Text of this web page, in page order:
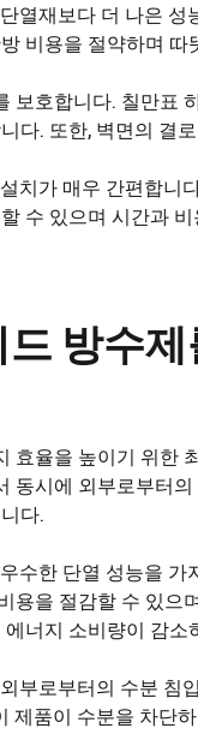
열재보다 더 나은
비용을 절약하며
보호합니다. 칠만표
다. 또한, 벽면의 결
치가 매우 간편합니
수 있으며 시간과
방수
효율을 높이기 위한
동시에 외부로부터
다.
수한 단열 성능을
용을 절감할 수 있으
너지 소비량이 감
부로부터의 수분
제품이 수분을 차단